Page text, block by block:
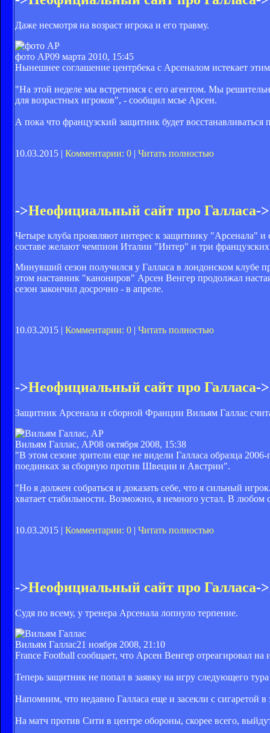
Даже несмотря на возраст игрока и его травму.
фото АР09 марта 2010, 15:45
Нынешнее соглашение центрбека с Арсеналом истекает
"На этой неделе мы встретимся с его агентом. Мы
для возрастных игроков", - сообщил мсье Арсен.
А пока что французский защитник будет
10.03.2015 | Комментарии: 0 | Читать полностью
->Неофициальный сайт про Галласа->
Четыре клуба проявляют интерес к защитнику "Арсенала"
составе желают чемпион Италии "Интер" и три
Минувший сезон получился у Галласа в лондонском клубе
этом наставник "канониров" Арсен Венгер продолжал
сезон закончил досрочно - в апреле.
10.03.2015 | Комментарии: 0 | Читать полностью
->Неофициальный сайт про Галласа->
Защитник Арсенала и сборной Франции Вильям Галлас
Вильям Галлас, АР08 октября 2008, 15:38
"В этом сезоне зрители еще не видели Галласа образца
поединках за сборную против Швеции и Австрии".
"Но я должен собраться и доказать себе, что я сильный
хватает стабильности. Возможно, я немного устал. В
10.03.2015 | Комментарии: 0 | Читать полностью
->Неофициальный сайт про Галласа->
Судя по всему, у тренера Арсенала лопнуло терпение.
Вильям Галлас21 ноября 2008, 21:10
France Football сообщает, что Арсен Венгер отреагировал
Теперь защитник не попал в заявку на игру следующего
Напомним, что недавно Галласа еще и засекли с
На матч против Сити в центре обороны, скорее всего,